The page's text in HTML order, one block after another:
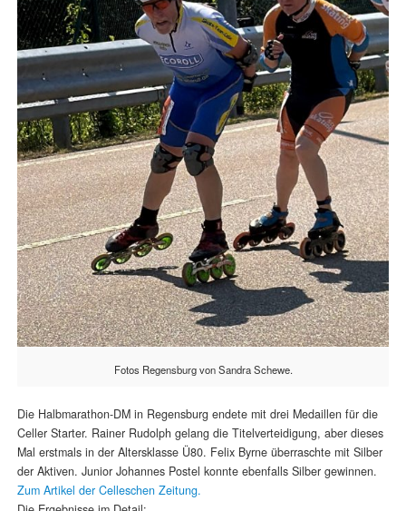
Fotos Regensburg von Sandra Schewe.
Die Halbmarathon-DM in Regensburg endete mit drei Medaillen für die
Celler Starter. Rainer Rudolph gelang die Titelverteidigung, aber dieses
Mal erstmals in der Altersklasse Ü80. Felix Byrne überraschte mit Silber
der Aktiven. Junior Johannes Postel konnte ebenfalls Silber gewinnen.
Zum Artikel der Celleschen Zeitung.